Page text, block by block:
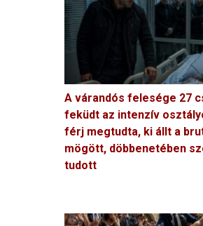
A várandós felesége 27
feküdt az intenzív
férj megtudta, ki állt a
mögött, döbbenetében
tudott